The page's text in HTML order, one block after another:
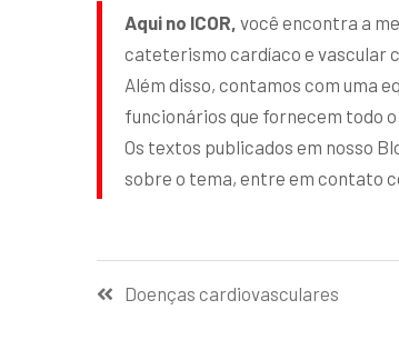
Aqui no ICOR, você encontra a
cateterismo cardíaco e vascular
Além disso, contamos com uma
funcionários que fornecem todo
Os textos publicados em nosso
sobre o tema, entre em contato
Doenças cardiovasculares